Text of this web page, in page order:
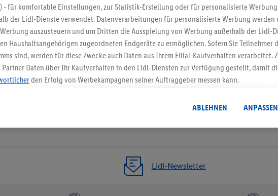
Gutschein sichern!
Lidl-Newsletter
- für komfortable Einstellungen, zur Statistik-Erstellung oder für personalisierte
der Lidl-Dienste verwendet. Datenverarbeitungen für personalisierte Werbung werden
auszusteuern und um Dritten die Ausspielung von Werbung außerhalb der Lidl-
Haushaltsangehörigen zugeordneten Endgeräte zu ermöglichen. Sofern Sie Teilnehmer
sind, werden für diese Zwecke auch Daten aus Ihrem Filial-Kaufverhalten verarbeitet.
Partner Daten über Ihr Kaufverhalten in den Lidl-Diensten zur Verfügung gestellt, damit
den Erfolg von Werbekampagnen seiner Auftraggeber messen kann.
Profilen. Dies umfasst die Zusammenführung von Daten (z.B. über Ihre Nutzung
Standortdaten) auch über verschiedene Endgeräte und Lidl-Dienste hinweg
der Werbung, zur Zielgruppenforschung, zur Entwicklung von Angeboten sowie
und Optimierung dieser Werbeausspielungen.
ABLEHNEN ANPASSEN